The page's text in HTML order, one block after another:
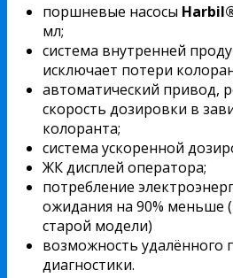
поршневые насосы
мл;
система внутренней
исключает потери
автоматический привод,
скорость дозировки в
колоранта;
система ускоренной
ЖК дисплей оператора;
потребление
ожидания на 90% меньше
старой модели)
возможность удалённого
диагностики.